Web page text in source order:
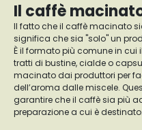
Il caffè
Il fatto che il caffè macinato
significa che sia "solo" un
È il formato più comune in cui
tratti di bustine, cialde o
macinato dai produttori per
dell’aroma dalle miscele.
garantire che il caffè sia più
preparazione a cui è destinato.